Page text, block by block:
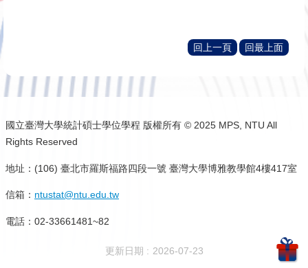
回上一頁 回最上面
國立臺灣大學統計碩士學位學程 版權所有 © 2025 MPS, NTU All
Rights Reserved
地址：(106) 臺北市羅斯福路四段一號 臺灣大學博雅教學館4樓417室
信箱： ntustat@ntu.edu.tw
電話：02-33661481~82
更新日期 2026-07-23